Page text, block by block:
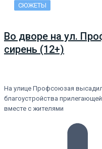
СЮЖЕТЫ
Во дворе на ул.
сирень (12+)
На улице Профсоюзая
благоустройства
вместе с жителями